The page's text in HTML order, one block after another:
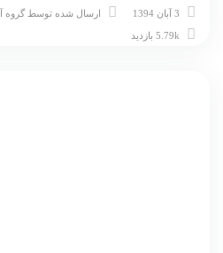
3 آبان 1394 ارسال شده توسط گروه